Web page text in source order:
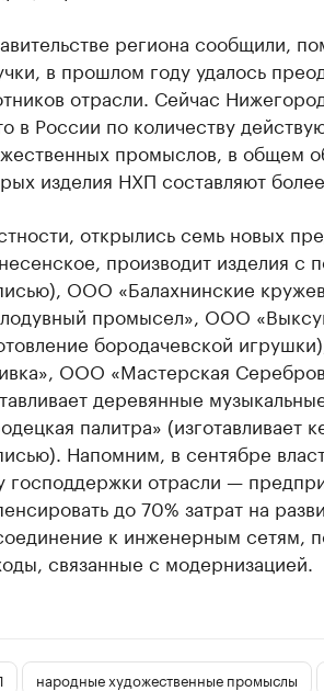
региона сообщили,
в прошлом году удалось
отрасли. Сейчас
в России по количеству
промыслов, в общем
изделия НХП составляют
открылись семь новых
производит изделия с
ООО «Балахнинские
промысел», ООО
бородачевской
ООО «Мастерская
деревянные
палитра» (изготавливает
Напомним, в сентябре
господдержки отрасли —
до 70% затрат на
к инженерным сетям,
связанные с модернизацией.
народные художественные промыслы